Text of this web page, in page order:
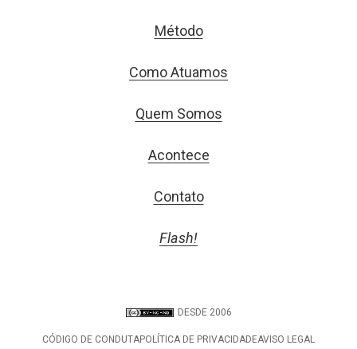
Método
Como Atuamos
Quem Somos
Acontece
Contato
Flash!
DESDE 2006
CÓDIGO DE CONDUTAPOLÍTICA DE PRIVACIDADEAVISO LEGAL